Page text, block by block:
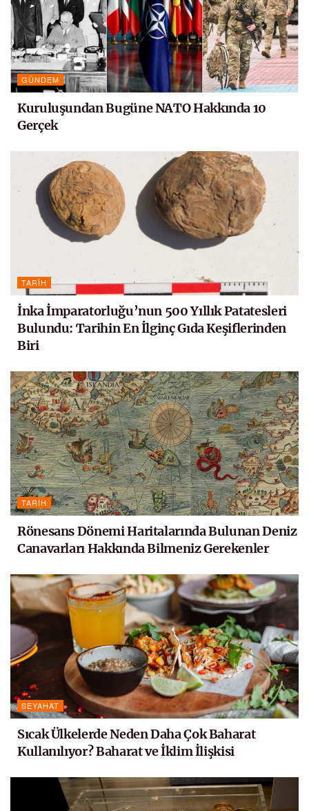
GÜNDEM
Kuruluşundan Bugüne NATO Hakkında 10
Gerçek
TARIH
İnka İmparatorluğu’nun 500 Yıllık Patatesleri
Bulundu: Tarihin En İlginç Gıda Keşiflerinden
Biri
TARIH
Rönesans Dönemi Haritalarında Bulunan Deniz
Canavarları Hakkında Bilmeniz Gerekenler
SEYAHAT
Sıcak Ülkelerde Neden Daha Çok Baharat
Kullanılıyor? Baharat ve İklim İlişkisi